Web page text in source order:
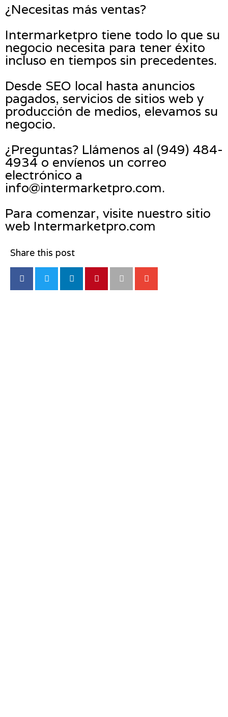
¿Necesitas más ventas?
Intermarketpro tiene todo lo que su
negocio necesita para tener éxito
incluso en tiempos sin precedentes.
Desde SEO local hasta anuncios
pagados, servicios de sitios web y
producción de medios, elevamos su
negocio.
¿Preguntas? Llámenos al (949) 484-
4934 o envíenos un correo
electrónico a
info@intermarketpro.com.
Para comenzar, visite nuestro sitio
web Intermarketpro.com
Share this post